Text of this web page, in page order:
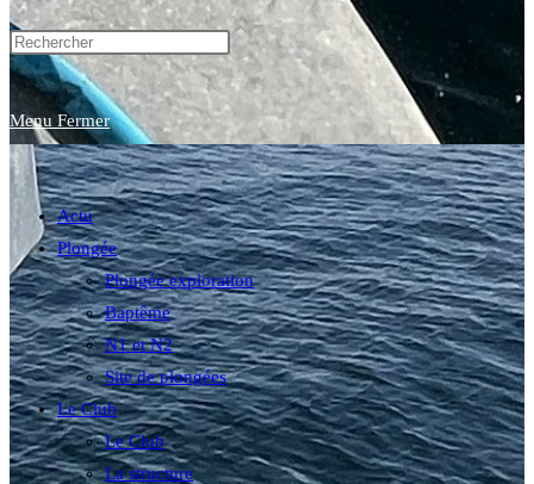
website
search
Menu Fermer
Actu
Plongée
Plongée exploration
Baptême
N1 et N2
Site de plongées
Le Club
Le Club
La structure